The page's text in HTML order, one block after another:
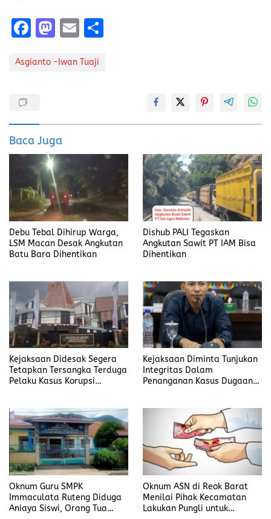
F
ce
o
k
M
st
o
n
E
ai
Asgianto -Iwan Tuaji
Baca Juga
Debu Tebal Dihirup Warga,
LSM Macan Desak Angkutan
Batu Bara Dihentikan
Dishub PALI Tegaskan
Angkutan Sawit PT IAM Bisa
Dihentikan
Kejaksaan Didesak Segera
Tetapkan Tersangka Terduga
Pelaku Kasus Korupsi
Kejaksaan Diminta Tunjukan
Integritas Dalam
Penanganan Kasus Dugaan
Oknum Guru SMPK
Immaculata Ruteng Diduga
Aniaya Siswi, Orang Tua
Oknum ASN di Reok Barat
Menilai Pihak Kecamatan
Lakukan Pungli untuk